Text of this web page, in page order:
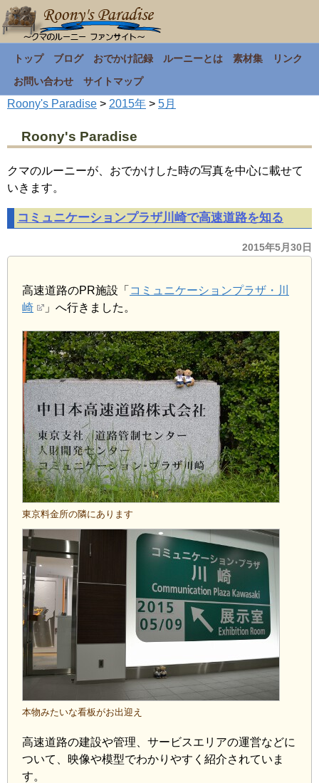
トップ ブログ おでかけ記録 ルーニーとは 素材集 リンク
お問い合わせ サイトマップ
Roony's Paradise > 2015年 > 5月
Roony's Paradise
クマのルーニーが、おでかけした時の写真を中心に載せて
いきます。
コミュニケーションプラザ川崎で高速道路を知る
2015年5月30日
高速道路のPR施設「 コミュニケーションプラザ・川
崎
」へ行きました。
東京料金所の隣にあります
本物みたいな看板がお出迎え
高速道路の建設や管理、サービスエリアの運営などに
ついて、映像や模型でわかりやすく紹介されていま
す。